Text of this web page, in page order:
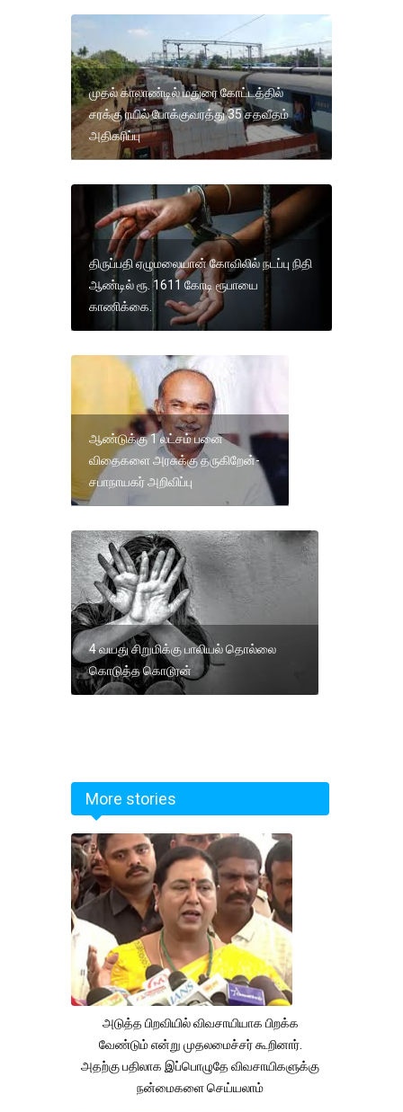
முதல் காலாண்டில் மதுரை கோட்டத்தில்
சரக்கு ரயில் போக்குவரத்து 35 சதவீதம்
அதிகரிப்பு
திருப்பதி ஏழுமலையான் கோவிலில் நடப்பு நிதி
ஆண்டில் ரூ. 1611 கோடி ரூபாயை
காணிக்கை.
ஆண்டுக்கு 1 லட்சம் பனை
விதைகளை அரசுக்கு தருகிறேன்-
சபாநாயகர் அறிவிப்பு
4 வயது சிறுமிக்கு பாலியல் தொல்லை
கொடுத்த கொடூரன்
More stories
அடுத்த பிறவியில் விவசாயியாக பிறக்க
வேண்டும் என்று முதலமைச்சர் கூறினார்.
அதற்கு பதிலாக இப்பொழுதே விவசாயிகளுக்கு
நன்மைகளை செய்யலாம்